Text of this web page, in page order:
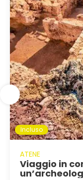
Incluso
ATENE
Viaggio in